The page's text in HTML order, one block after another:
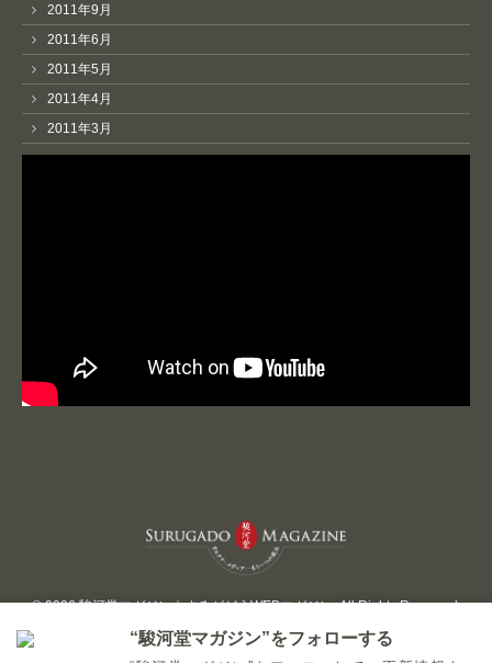
2011年9月
2011年6月
2011年5月
2011年4月
2011年3月
© 2026 駿河堂マガジン｜するがどうWEBマガジン. All Rights Reserved.
“駿河堂マガジン”をフォローする